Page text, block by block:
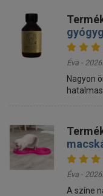
Éva -
Nagyon
Éva -
A színe